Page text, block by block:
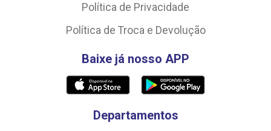
Política de Privacidade
Política de Troca e Devolução
Baixe já nosso APP
Departamentos